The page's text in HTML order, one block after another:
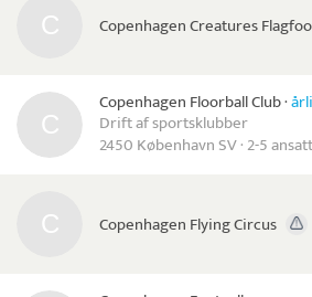
Copenhagen Creatures
Copenhagen Floorball Club·
Drift af sportsklubber
2450 København SV · 2-5
Copenhagen Flying Circus